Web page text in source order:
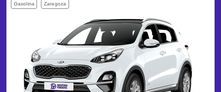
Gasolina Zaragoza